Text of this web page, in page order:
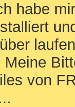
habe
Meine
von